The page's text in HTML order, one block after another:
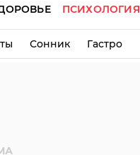
ПСИХОЛОГИЯ
Сонник Гастро